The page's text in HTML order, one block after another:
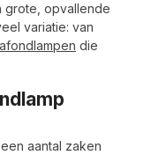
grote, opvallende
variatie: van
die
aantal zaken